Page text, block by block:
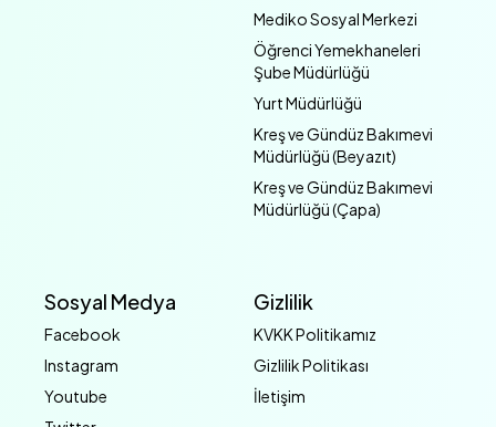
Mediko Sosyal Merkezi
Öğrenci Yemekhaneleri
Şube Müdürlüğü
Yurt Müdürlüğü
Kreş ve Gündüz Bakımevi
Müdürlüğü (Beyazıt)
Kreş ve Gündüz Bakımevi
Müdürlüğü (Çapa)
Sosyal Medya
Facebook
Instagram
Youtube
Gizlilik
KVKK Politikamız
Gizlilik Politikası
İletişim